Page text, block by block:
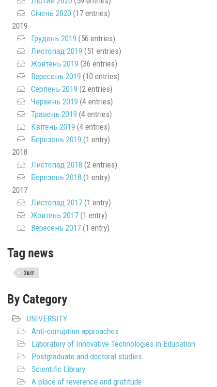
Січень 2020 (17 entries)
2019
Грудень 2019 (56 entries)
Листопад 2019 (51 entries)
Жовтень 2019 (36 entries)
Вересень 2019 (10 entries)
Серпень 2019 (2 entries)
Червень 2019 (4 entries)
Травень 2019 (4 entries)
Квітень 2019 (4 entries)
Березень 2019 (1 entry)
2018
Листопад 2018 (2 entries)
Березень 2018 (1 entry)
2017
Листопад 2017 (1 entry)
Жовтень 2017 (1 entry)
Вересень 2017 (1 entry)
Tag news
Звіт
By Category
UNIVERSITY
Anti-corruption approaches
Laboratory of Innovative Technologies in Education
Postgraduate and doctoral studies
Scientific Library
A place of reverence and gratitude